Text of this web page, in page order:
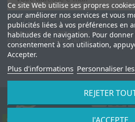
Ce site Web utilise ses propres
pour améliorer nos services et vous
publicités liées à vos préférences en
habitudes de navigation. Pour
consentement à son utilisation,
Accepter.
Plus d'informations Personnaliser
REJETER
Contactez-nous
Vous pouvez vous désinscrire à tout
moment. Vous trouverez pour cela nos
informations de contact dans les
conditions d'utilisation du site.
© 2026 Spine Archery – tous